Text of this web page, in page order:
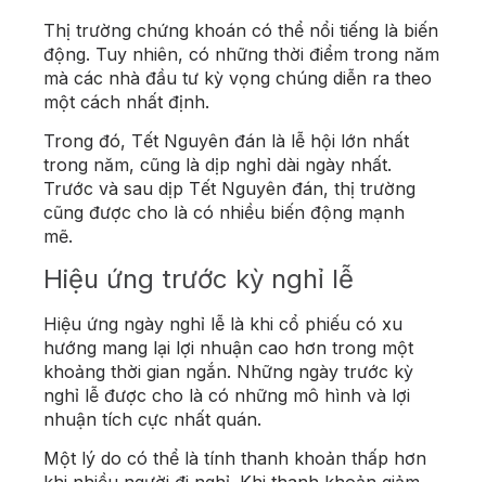
Thị trường chứng khoán có thể nổi tiếng là biến
động. Tuy nhiên, có những thời điểm trong năm
mà các nhà đầu tư kỳ vọng chúng diễn ra theo
một cách nhất định.
Trong đó, Tết Nguyên đán là lễ hội lớn nhất
trong năm, cũng là dịp nghỉ dài ngày nhất.
Trước và sau dịp Tết Nguyên đán, thị trường
cũng được cho là có nhiều biến động mạnh
mẽ.
Hiệu ứng trước kỳ nghỉ lễ
Hiệu ứng ngày nghỉ lễ là khi cổ phiếu có xu
hướng mang lại lợi nhuận cao hơn trong một
khoảng thời gian ngắn. Những ngày trước kỳ
nghỉ lễ được cho là có những mô hình và lợi
nhuận tích cực nhất quán.
Một lý do có thể là tính thanh khoản thấp hơn